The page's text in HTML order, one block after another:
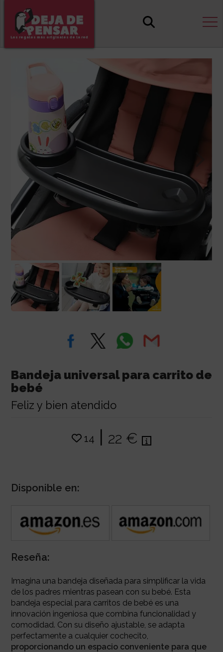
Los regalos más originales de la red
Bandeja universal para carrito de
bebé
Feliz y bien atendido
14 | 22 €
Disponible en:
Reseña:
Imagina una bandeja diseñada para simplificar la vida
de los padres mientras pasean con su bebé. Esta
bandeja especial para carritos de bebé es una
innovación ingeniosa que combina funcionalidad y
comodidad. Con su diseño ajustable, se adapta
perfectamente a cualquier cochecito,
proporcionando un espacio conveniente para que